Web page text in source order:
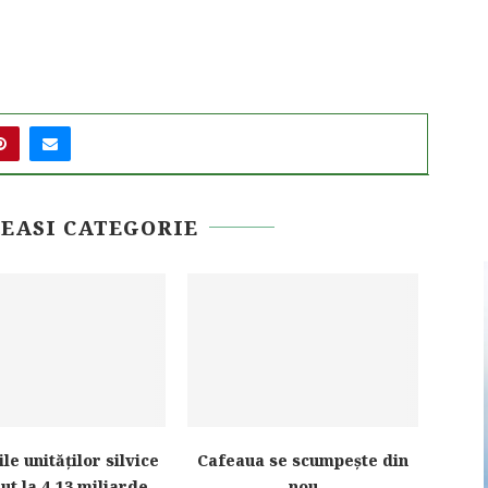
CATEGORIE
unităților silvice
Cafeaua se scumpește din